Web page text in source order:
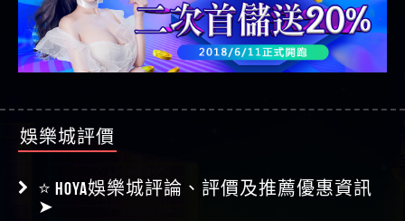
娛樂城評價
⭐ HOYA娛樂城評論、評價及推薦優惠資訊
➤